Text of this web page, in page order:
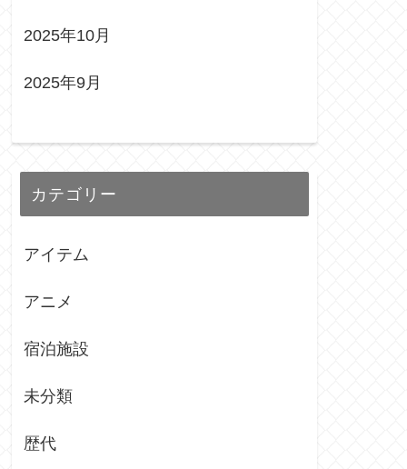
2025年10月
2025年9月
カテゴリー
アイテム
アニメ
宿泊施設
未分類
歴代